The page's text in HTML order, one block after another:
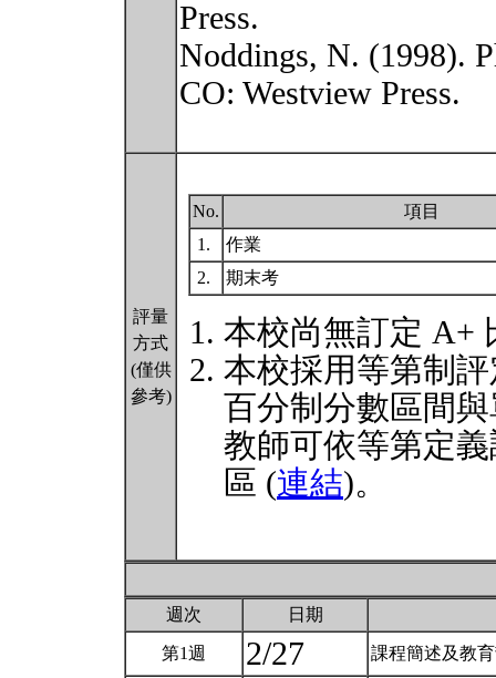
Press.
Noddings, N. (1998).
CO: Westview Press.
評量
方式
(僅供
參考)
No.
項目
1.
作業
2.
期末考
本校尚無訂定 A+
本校採用等第制
百分制分數區間
教師可依等第定
區 (連結)。
週次 日期
第1週 2/27 課程簡述及教